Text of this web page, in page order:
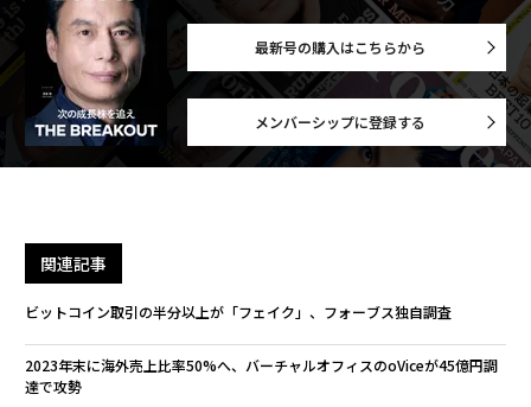
最新号の購入はこちらから
メンバーシップに登録する
関連記事
ビットコイン取引の半分以上が「フェイク」、フォーブス独自調査
2023年末に海外売上比率50%へ、バーチャルオフィスのoViceが45億円調
達で攻勢